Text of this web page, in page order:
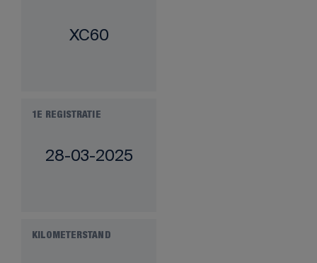
XC60
1E REGISTRATIE
28-03-2025
KILOMETERSTAND